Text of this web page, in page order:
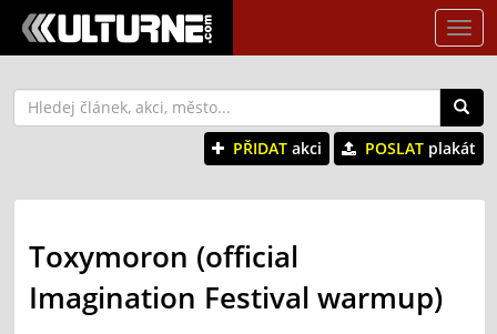
PŘIDAT akci POSLAT plakát
Toxymoron (official
Imagination Festival warmup)